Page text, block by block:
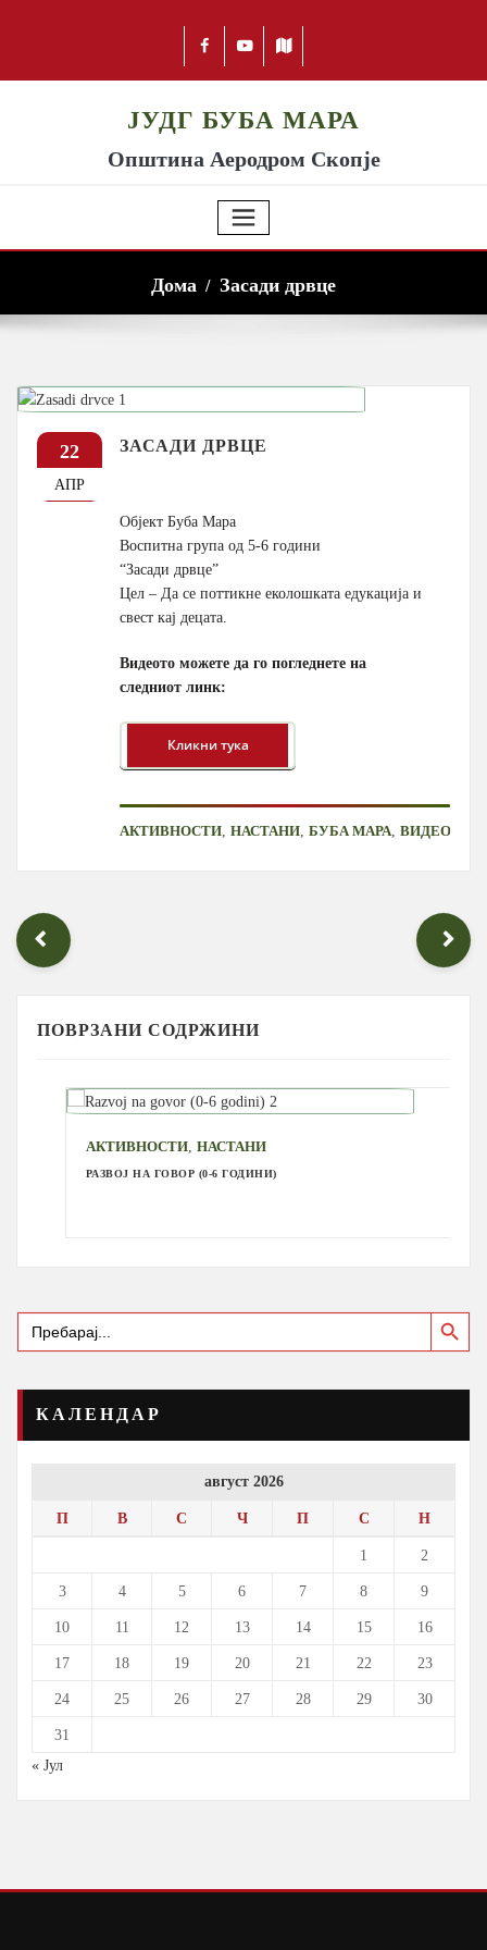
ЈУДГ БУБА МАРА
Општина Аеродром Скопје
Дома Засади дрвце
22
АПР
ЗАСАДИ ДРВЦЕ
Објект Буба Мара
Воспитна група од 5-6 години
“Засади дрвце”
Цел – Да се поттикне еколошката едукација и
свест кај децата.
Видеото можете да го погледнете на
следниот линк:
АКТИВНОСТИ,НАСТАНИ,БУБА МАРА,ВИДЕО
ПОВРЗАНИ СОДРЖИНИ
АКТИВНОСТИ,НАСТАНИ
РАЗВОЈ НА ГОВОР (0-6 ГОДИНИ)
Search
for:
Search Button
КАЛЕНДАР
август 2026
П В С Ч П С Н
1 2
3 4 5 6 7 8 9
10 11 12 13 14 15 16
17 18 19 20 21 22 23
24 25 26 27 28 29 30
31
« Јул